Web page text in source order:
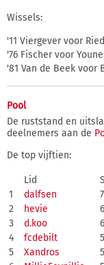
Wissels:
'11 Viergever voor
'76 Fischer voor
'81 Van de Beek voor
Pool
De ruststand en
deelnemers aan de
De top vijftien:
Lid
1
dalfsen 7
2
hevie 6
3
d.koo 6
4
fcdebilt 5
5
Xandros 5